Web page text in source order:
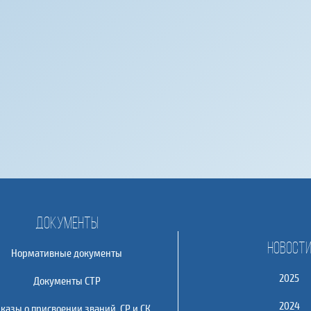
Документы
Нормативные документы
Документы СТР
Новости
2025
2024